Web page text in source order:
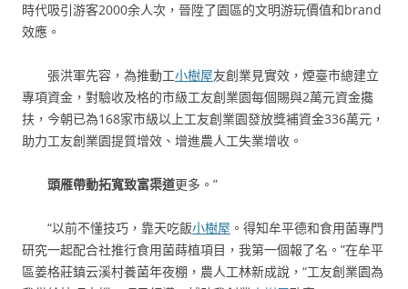
時代吸引游客2000余人次，晉陞了園區的文明游玩價值和brand
效應。
張洪軍先容，為推動工小樹屋友創業見實效，煙臺市總建立
專項資金，對驗收及格的市級工友創業園每個賜與2萬元資金攙
扶，今朝已為168家市級以上工友創業園發放獎補資金336萬元，
助力工友創業園提質增效、增進農人工失業增收。
頭雁帶動拓寬致富渠道更多。”
“以前不懂技巧，靠天吃飯小樹屋 。得知牟平德和食用菌專門
研究一起配合社推行食用菌蒔植項目，我第一個報了名。”在牟平
區姜格莊鎮云溪村養菌年夜棚，農人工林新成說，“工友創業園為